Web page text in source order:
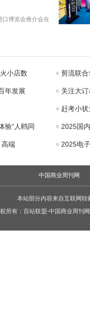
金追捧
口博览会推介会在
小店数 剪流联
年发展 关注大
赶考小
验“人鸥同 2025国
高端 2025电
中国商业周刊网
本站部分内容来自互联网
所有： 百站联盟-中国商业周刊网